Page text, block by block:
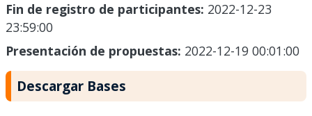
Fin de registro de participantes: 2022-12-23
23:59:00
Presentación de propuestas: 2022-12-19 00:01:00
Descargar Bases